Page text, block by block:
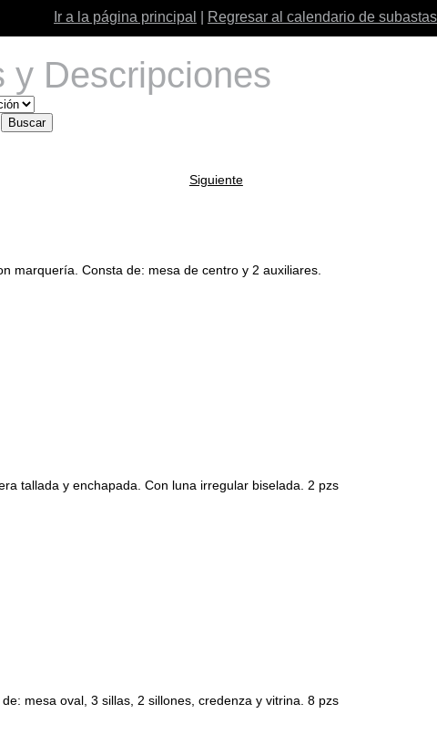
Ir a la página principal Regresar al calendario de subastas
y Descripciones
Siguiente
marquería. Consta de: mesa de centro y 2 auxiliares.
tallada y enchapada. Con luna irregular biselada. 2 pzs
mesa oval, 3 sillas, 2 sillones, credenza y vitrina. 8 pzs